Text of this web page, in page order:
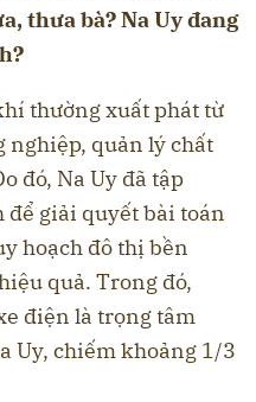
thưa bà? Na Uy đang
thường xuất phát từ
nghiệp, quản lý chất
đó, Na Uy đã tập
giải quyết bài toán
hoạch đô thị bền
quả. Trong đó,
điện là trọng tâm
Uy, chiếm khoảng 1/3